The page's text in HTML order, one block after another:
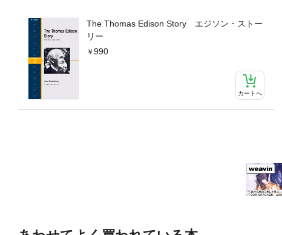
The Thomas Edison Story エジソン・ストー
リー
990
カートへ